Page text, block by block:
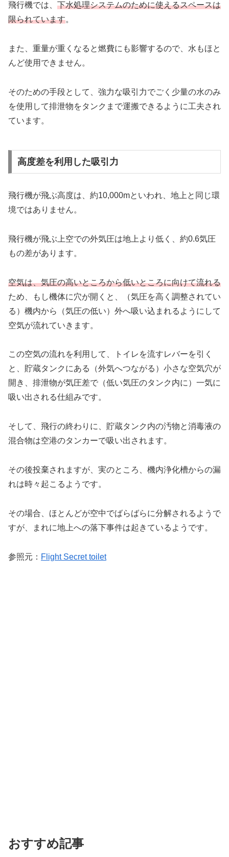
飛行機では、 下水処理システムのために使えるスペースは
限られています。
また、重量が重くなると燃費にも影響するので、水もほと
んど使用できません。
そのための手段として、強力な吸引力でごく少量の水のみ
を使用して排泄物をタンクまで運搬できるように工夫され
ています。
高度差を利用した吸引力
飛行機が飛ぶ高度は、約10,000mといわれ、地上と同じ環
境ではありません。
飛行機が飛ぶ上空での外気圧は地上より低く、約0.6気圧
もの差があります。
空気は、気圧の高いところから低いところに向けて流れる
ため、もし機体に穴が開くと、（気圧を高く調整されてい
る）機内から（気圧の低い）外へ吸い込まれるようにして
空気が流れていきます。
この空気の流れを利用して、トイレを流すレバーを引く
と、貯蔵タンクにある（外気へつながる）小さな空気穴が
開き、排泄物が気圧差で（低い気圧のタンク内に）一気に
吸い出される仕組みです。
そして、飛行の終わりに、貯蔵タンク内の汚物と消毒液の
混合物は空港のタンカーで吸い出されます。
その後投棄されますが、実のところ、機内浄化槽からの漏
れは時々起こるようです。
その場合、ほとんどが空中でばらばらに分解されるようで
すが、まれに地上への落下事件は起きているようです。
参照元： Flight Secret toilet
おすすめ記事